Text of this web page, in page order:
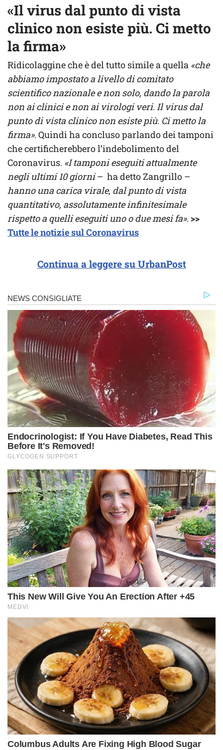
«Il virus dal punto di vista
clinico non esiste più. Ci metto
la firma»
Ridicolaggine che è del tutto simile a quella «che
abbiamo impostato a livello di comitato
scientifico nazionale e non solo, dando la parola
non ai clinici e non ai virologi veri. Il virus dal
punto di vista clinico non esiste più. Ci metto la
firma». Quindi ha concluso parlando dei tamponi
che certificherebbero l’indebolimento del
Coronavirus. «I tamponi eseguiti attualmente
negli ultimi 10 giorni– ha detto Zangrillo –
hanno una carica virale, dal punto di vista
quantitativo, assolutamente infinitesimale
rispetto a quelli eseguiti uno o due mesi fa». >>
Tutte le notizie sul Coronavirus
Continua a leggere su UrbanPost